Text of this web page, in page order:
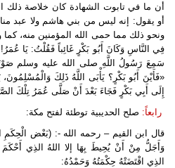
أن ما في تابوت الشهادة كان خلاصة ذلك
أو يقول: إنه ليس من بني هاشم ولا عبد
ونحو ذلك مما حمى الله المؤمنين منه،
فِي النَّاسِ وَكَانَ أَبُو بَكْرٍ غَائِباً فَقُلْتُ: يَا
سَمِعَ رَسُولُ اللَّهِ صلى الله عليه وسلم
«فَأَيْنَ أَبُو بَكْرٍ؟ يَأْبَى اللَّهُ ذَلِكَ
إِلَى أَبِي بَكْرٍ فَجَاءَ بَعْدَ أَنْ صَلَّى عُمَرُ تِلْكَ
رابعاً: صلح الحديبية توطئة لفتح مكة:
قال ابن القيم – رحمه الله -: (بَعْض الْحِكَمِ
وَأَجَلُّ مِنْ أَنْ يُحِيطَ بِهَا إلا اللهُ الذِي أَحْكَمَ
الذِي اقْتَضَتْهُ حِكْمَتُهُ وَحَمْدُهُ: